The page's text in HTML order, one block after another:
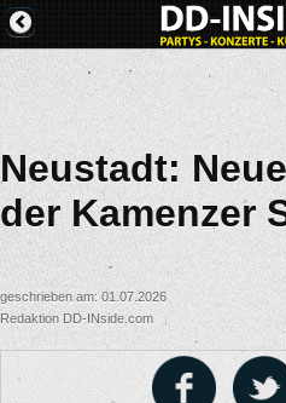
Neustadt:
der Kamenzer
geschrieben am: 01.07.2026
Redaktion DD-INside.com